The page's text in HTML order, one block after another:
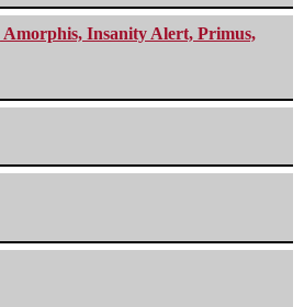
Amorphis, Insanity Alert, Primus,